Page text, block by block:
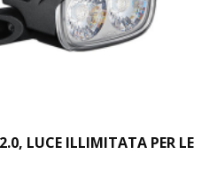
LUCE ILLIMITATA PER LE